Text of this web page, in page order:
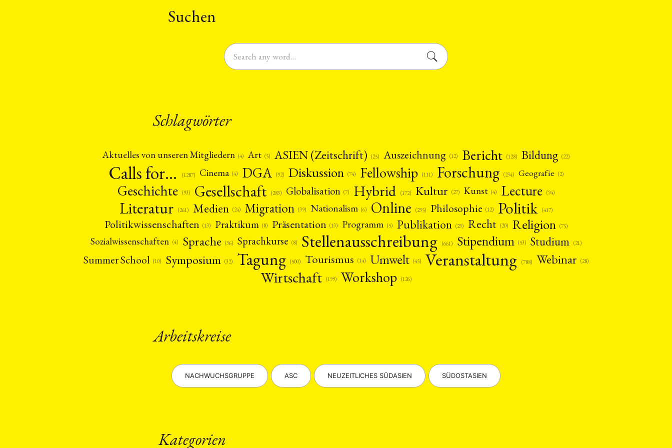
Suchen
Schlagwörter
Aktuelles von unseren Mitgliedern (4) Art (5) ASIEN (Zeitschrift) (25) Auszeichnung (12) Bericht (128) Bildung (22)
Calls for… (1287) Cinema (4) DGA (92) Diskussion (74) Fellowship (111) Forschung (234) Geografie (2)
Geschichte (93) Gesellschaft (283) Globalisation (7) Hybrid (172) Kultur (27) Kunst (4) Lecture (94)
Literatur (261) Medien (24) Migration (39) Nationalism (6) Online (235) Philosophie (12) Politik (417)
Politikwissenschaften (13) Praktikum (8) Präsentation (13) Programm (5) Publikation (23) Recht (20) Religion (75)
Sozialwissenschaften (4) Sprache (36) Sprachkurse (8) Stellenausschreibung (661) Stipendium (53) Studium (21)
Summer School (10) Symposium (32) Tagung (500) Tourismus (14) Umwelt (45) Veranstaltung (788) Webinar (28)
Wirtschaft (199) Workshop (126)
Arbeitskreise
NACHWUCHSGRUPPE ASC NEUZEITLICHES SÜDASIEN SÜDOSTASIEN
Kategorien